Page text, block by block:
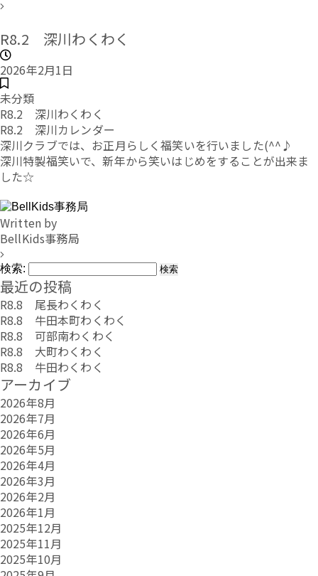
R8.2 深川わくわく
2026年2月1日
未分類
R8.2 深川わくわく
R8.2 深川カレンダー
深川クラブでは、お正月らしく福笑いを行いました(^^♪
深川特製福笑いで、新年から笑いはじめをすることが出来ま
した☆
Written by
BellKids事務局
検索:
最近の投稿
R8.8 尾長わくわく
R8.8 牛田本町わくわく
R8.8 可部南わくわく
R8.8 大町わくわく
R8.8 牛田わくわく
アーカイブ
2026年8月
2026年7月
2026年6月
2026年5月
2026年4月
2026年3月
2026年2月
2026年1月
2025年12月
2025年11月
2025年10月